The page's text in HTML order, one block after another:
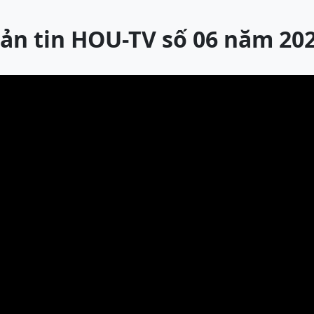
tin HOU-TV số 06 năm